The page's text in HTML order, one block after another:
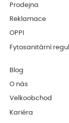
Prodejna
Reklamace
OPPI
Fytosanitární
Blog
O nás
Velkoobchod
Kariéra